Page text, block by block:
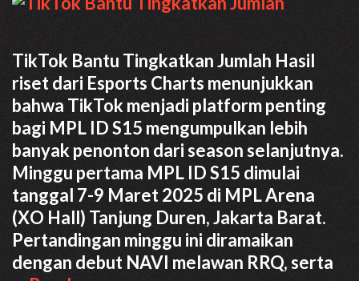
TikTok Bantu Tingkatkan Jumlah Hasil
riset dari Esports Charts menunjukkan
bahwa TikTok menjadi platform penting
bagi MPL ID S15 mengumpulkan lebih
banyak penonton dari season selanjutnya.
Minggu pertama MPL ID S15 dimulai
tanggal 7-9 Maret 2025 di MPL Arena
(XO Hall) Tanjung Duren, Jakarta Barat.
Pertandingan minggu ini diramaikan
dengan debut NAVI melawan RRQ, serta